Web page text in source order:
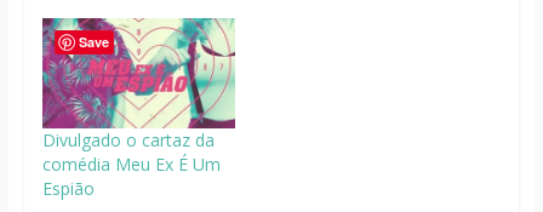
Divulgado o cartaz da
comédia Meu Ex É Um
Espião
Save